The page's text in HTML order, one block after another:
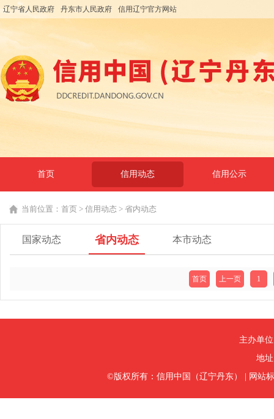
辽宁省人民政府 丹东市人民政府 信用辽宁官方网站
首页 信用动态 信用公示
当前位置： 首页 > 信用动态 > 省内动态
国家动态 省内动态 本市动态
首页 上一页 1
主办单
地
©版权所有：信用中国（辽宁丹东）
网站